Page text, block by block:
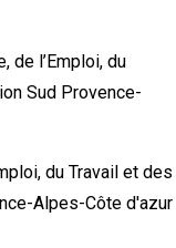
du Travail et des
Alpes-Côte d'azur